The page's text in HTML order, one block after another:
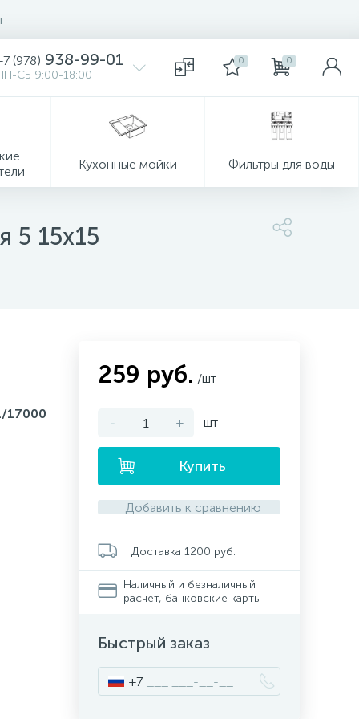
(978) 938-99-01
СБ 9:00-18:00
0 0
Кухонные мойки Фильтры для воды
5 15x15
17000
259 руб. /шт
- + шт
Купить
Добавить к сравнению
Доставка 1200 руб.
Наличный и безналичный
расчет, банковские карты
Быстрый заказ
+7